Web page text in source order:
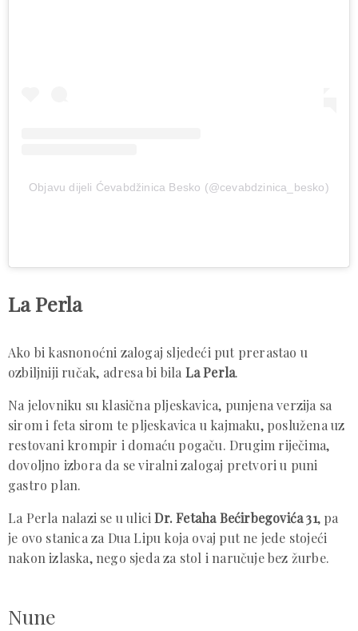
Objavu dijeli Ćevabdžinica Besko (@cevabdzinica_besko)
La Perla
Ako bi kasnonoćni zalogaj sljedeći put prerastao u
ozbiljniji ručak, adresa bi bila La Perla.
Na jelovniku su klasična pljeskavica, punjena verzija sa
sirom i feta sirom te pljeskavica u kajmaku, poslužena uz
restovani krompir i domaću pogaču. Drugim riječima,
dovoljno izbora da se viralni zalogaj pretvori u puni
gastro plan.
La Perla nalazi se u uliciDr. Fetaha Bećirbegovića 31, pa
je ovo stanica za Dua Lipu koja ovaj put ne jede stojeći
nakon izlaska, nego sjeda za stol i naručuje bez žurbe.
Nune